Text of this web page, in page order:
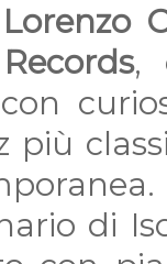
Lorenzo
,
più
di